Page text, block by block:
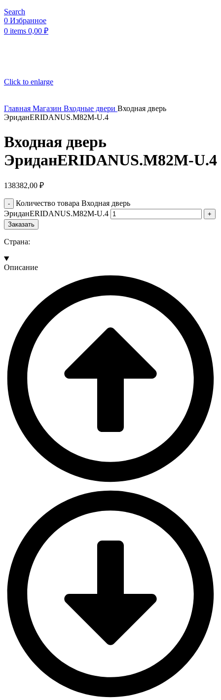
Search
0 Избранное
0 items 0,00 ₽
Click to enlarge
Главная Магазин Входные двери Входная дверь
ЭриданERIDANUS.M82M-U.4
Входная дверь
ЭриданERIDANUS.M82M-U.4
138382,00 ₽
Количество товара Входная дверь
ЭриданERIDANUS.M82M-U.4
Заказать
Страна:
Описание